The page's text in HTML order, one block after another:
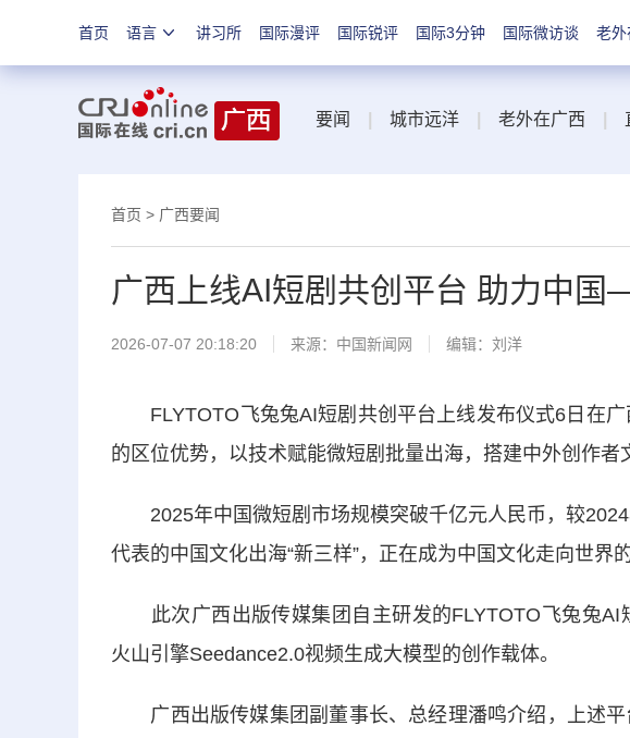
首页 语言 讲习所 国际漫评 国际锐评 国际3分钟 国际微访谈 老外
要闻 城市远洋 老外在广西
首页 > 广西要闻
广西上线AI短剧共创平台 助力中
2026-07-07 20:18:20 来源： 中国新闻网 编辑：刘洋
FLYTOTO飞兔兔AI短剧共创平台上线发布仪式6日在广
的区位优势，以技术赋能微短剧批量出海，搭建中外创作者
2025年中国微短剧市场规模突破千亿元人民币，较2024
代表的中国文化出海“新三样”，正在成为中国文化走向世界
此次广西出版传媒集团自主研发的FLYTOTO飞兔兔AI
火山引擎Seedance2.0视频生成大模型的创作载体。
广西出版传媒集团副董事长、总经理潘鸣介绍，上述平